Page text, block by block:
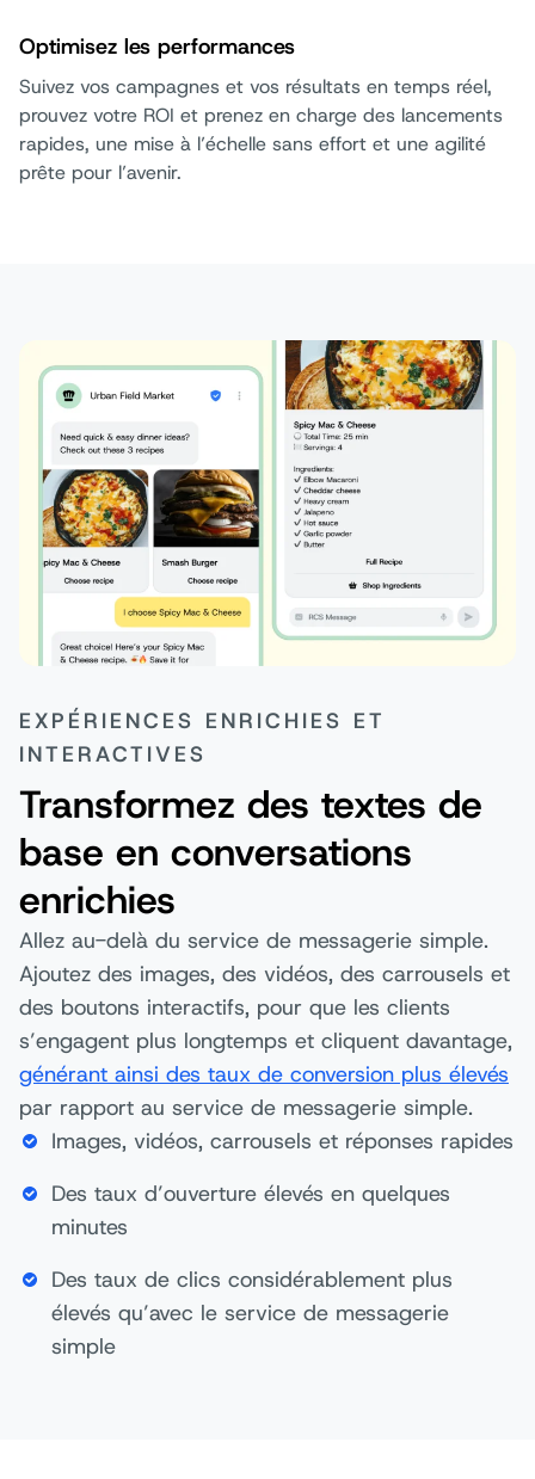
Optimisez les performances
Suivez vos campagnes et vos résultats en temps réel,
prouvez votre ROI et prenez en charge des lancements
rapides, une mise à l’échelle sans effort et une agilité
prête pour l’avenir.
EXPÉRIENCES ENRICHIES ET
INTERACTIVES
Transformez des textes de
base en conversations
enrichies
Allez au-delà du service de messagerie simple.
Ajoutez des images, des vidéos, des carrousels et
des boutons interactifs, pour que les clients
s’engagent plus longtemps et cliquent davantage,
générant ainsi des taux de conversion plus élevés
par rapport au service de messagerie simple.
Images, vidéos, carrousels et réponses rapides
Des taux d’ouverture élevés en quelques
minutes
Des taux de clics considérablement plus
élevés qu’avec le service de messagerie
simple